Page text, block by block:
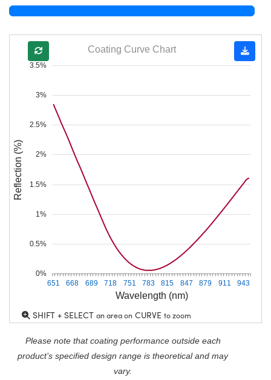
Wavelength (nm)
651 668 689 718 751 783 815 847 879 911 943
0%
0.5%
1%
1.5%
2%
2.5%
3%
3.5%
Reflection (%)
Coating Curve Chart
SHIFT + SELECT an area on CURVE to zoom
Please note that coating performance outside each
product’s specified design range is theoretical and may
vary.